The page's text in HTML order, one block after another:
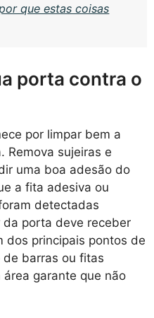
que estas coisas
porta contra o
por limpar bem a
Remova sujeiras e
uma boa adesão do
a fita adesiva ou
detectadas
porta deve receber
dos principais pontos de
barras ou fitas
garante que não